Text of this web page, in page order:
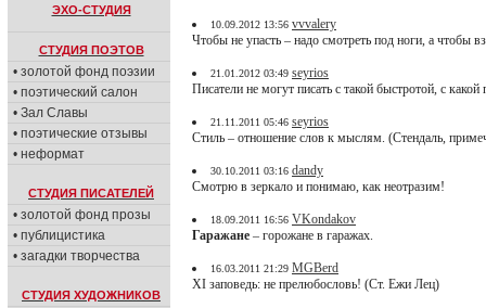
ЭХО-СТУДИЯ
СТУДИЯ ПОЭТОВ
• золотой фонд поэзии
• поэтический салон
• Зал Славы
• поэтические отзывы
• неформат
СТУДИЯ ПИСАТЕЛЕЙ
• золотой фонд прозы
• публицистика
• загадки творчества
СТУДИЯ ХУДОЖНИКОВ
10.09.2012 13:56 vvvalery
Чтобы не упасть – надо смотреть под ноги, а чтобы
21.01.2012 03:49 seyrios
Писатели не могут писать с такой быстротой, с
21.11.2011 05:46 seyrios
Стиль – отношение слов к мыслям. (Стендаль,
30.10.2011 03:16 dandy
Смотрю в зеркало и понимаю, как неотразим!
18.09.2011 16:56 VKondakov
Гаражане – горожане в гаражах.
16.03.2011 21:29 MGBerd
XI заповедь: не прелюбословь! (Ст. Ежи Лец)